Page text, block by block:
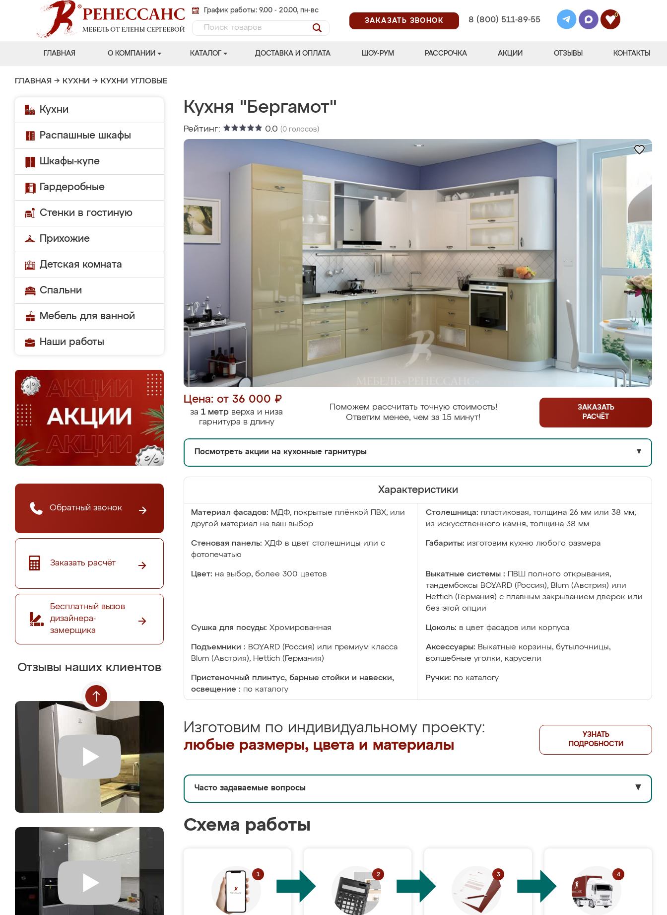
График работы: 9.00 - 20.00, пн-вс
ЗАКАЗАТЬ ЗВОНОК
8 (800) 511-89-55
0
ГЛАВНАЯ О КОМПАНИИ КАТАЛОГ ДОСТАВКА И ОПЛАТА ШОУ-РУМ РАССРОЧКА АКЦИИ ОТЗЫВЫ КОНТАКТЫ
ГЛАВНАЯ → КУХНИ → КУХНИ УГЛОВЫЕ
Кухни
Распашные шкафы
Шкафы-купе
Гардеробные
Стенки в гостиную
Прихожие
Детская комната
Спальни
Мебель для ванной
Наши работы
Обратный звонок
Заказать расчёт
Бесплатный вызов
дизайнера-
замерщика
Отзывы наших клиентов
Кухня "Бергамот"
Рейтинг: 0.0 (0 голосов)
Цена: от 36 000 ₽
за 1 метр верха и низа
гарнитура в длину
Поможем рассчитать точную стоимость!
Ответим менее, чем за 15 минут!
ЗАКАЗАТЬ
РАСЧЁТ
Посмотреть акции на кухонные гарнитуры ▼
Характеристики
Материал фасадов: МДФ, покрытые плёнкой ПВХ, или
другой материал на ваш выбор
Столешница: пластиковая, толщина 26 мм или 38 мм;
из искусственного камня, толщина 38 мм
Стеновая панель: ХДФ в цвет столешницы или с
фотопечатью
Габариты: изготовим кухню любого размера
Цвет: на выбор, более 300 цветов Выкатные системы :
ПВШ полного открывания,
тандембоксы BOYARD (Россия), Blum (Австрия) или
Hettich (Германия) с плавным закрыванием дверок или
без этой опции
Сушка для посуды: Хромированная Цоколь: в цвет фасадов или корпуса
Подъемники : BOYARD (Россия) или премиум класса
Blum (Австрия), Hettich (Германия)
Аксессуары: Выкатные корзины, бутылочницы,
волшебные уголки, карусели
Пристеночный плинтус, барные стойки и навески,
освещение : по каталогу
Ручки: по каталогу
Изготовим по индивидуальному проекту:
любые размеры, цвета и материалы
УЗНАТЬ
ПОДРОБНОСТИ
Часто задаваемые вопросы ▼
Схема работы